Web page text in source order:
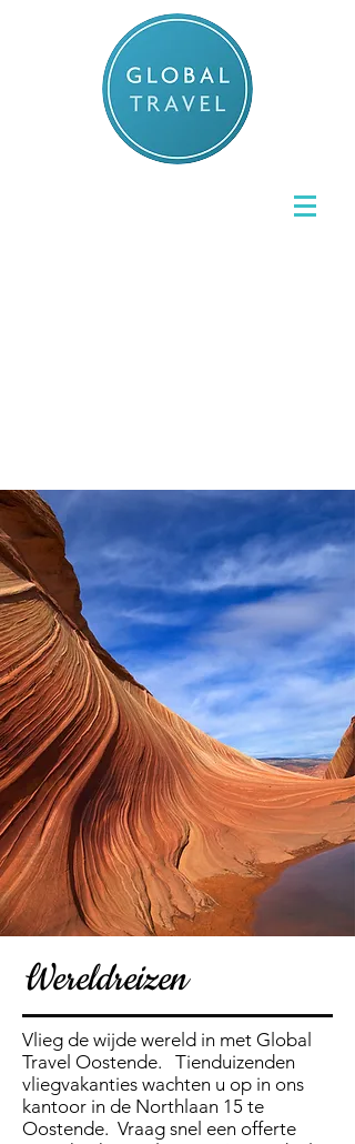
Wereldreizen
Vlieg de wijde wereld in met Global
Travel Oostende. Tienduizenden
vliegvakanties wachten u op in ons
kantoor in de Northlaan 15 te
Oostende. Vraag snel een offerte